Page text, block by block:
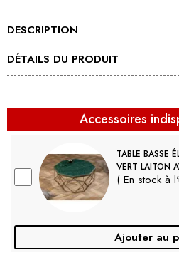
DESCRIPTION
DÉTAILS DU PRODUIT
Accessoires
TABLE BASSE
VERT LAITON
( En stock à
Ajouter au